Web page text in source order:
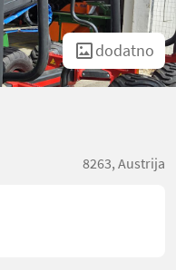
dodatno
8263, Austrija